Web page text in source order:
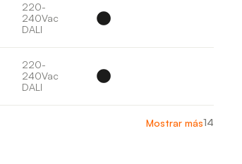
220-
240Vac
DALI
220-
240Vac
DALI
Mostrar más14